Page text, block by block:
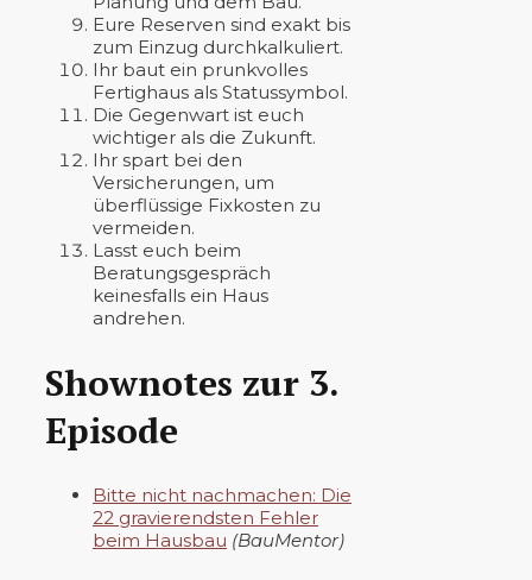
Eure Reserven sind exakt bis
zum Einzug durchkalkuliert.
Ihr baut ein prunkvolles
Fertighaus als Statussymbol.
Die Gegenwart ist euch
wichtiger als die Zukunft.
Ihr spart bei den
Versicherungen, um
überflüssige Fixkosten zu
vermeiden.
Lasst euch beim
Beratungsgespräch
keinesfalls ein Haus
andrehen.
Shownotes zur 3.
Episode
Bitte nicht nachmachen: Die
22 gravierendsten Fehler
beim Hausbau (BauMentor)